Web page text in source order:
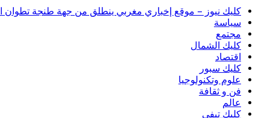
كليك نيوز – موقع إخباري مغربي ينطلق من جهة طنجة تطوان
سياسة
مجتمع
كليك الشمال
اقتصاد
كليك سبور
علوم وتكنولوجيا
فن و ثقافة
عالم
كليك تيفي